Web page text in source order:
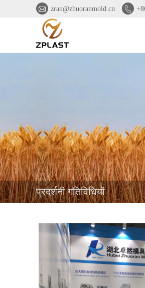
 zran@zhuoranmold.cn 
प्रदर्शनी गतिविधियों